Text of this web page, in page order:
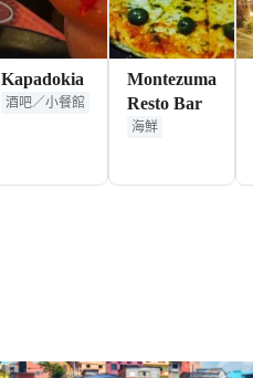
Kapadokia
酒吧／小餐館
Montezuma
Resto Bar
海鮮